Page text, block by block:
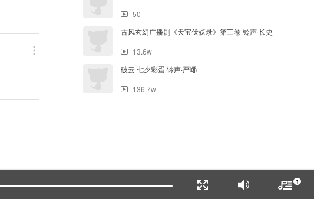
50
古风玄幻广播剧《天宝伏妖录》第三卷·铃声·长史
13.6w
破云 七夕彩蛋·铃声·严峫
136.7w
1